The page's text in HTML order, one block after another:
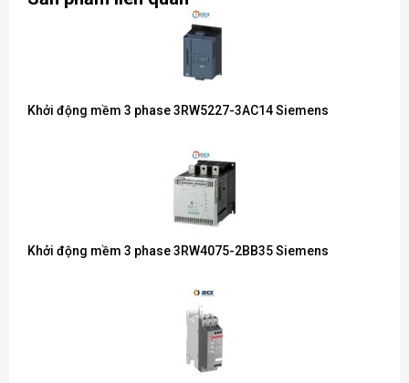
Khởi động mềm 3 phase 3RW5227-3AC14 Siemens
Khởi động mềm 3 phase 3RW4075-2BB35 Siemens